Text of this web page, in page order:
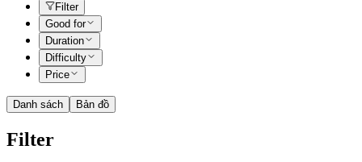
Filter
Good for
Duration
Difficulty
Price
Danh sách Bản đồ
Filter